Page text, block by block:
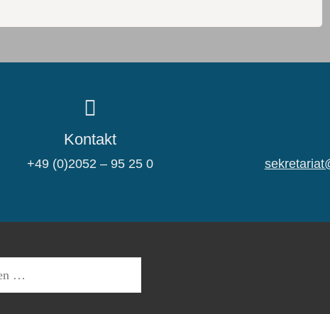
Kontakt
+49 (0)2052 – 95 25 0